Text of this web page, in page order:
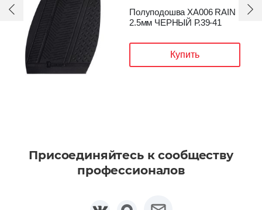
Полуподошва XA006 RAIN
2.5мм ЧЕРНЫЙ Р.39-41
Купить
Присоединяйтесь к сообществу
профессионалов